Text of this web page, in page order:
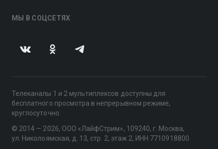
МЫ В СОЦСЕТЯХ
Телеканалы 1 и 2 мультиплексов доступны для
бесплатного просмотра в непрерывном режиме,
круглосуточно.
© 2014 — 2026, ООО «ЛайфСтрим», 109240, г. Москва,
ул. Николоямская, д. 13, стр. 2, этаж 2, ИНН 7710918800